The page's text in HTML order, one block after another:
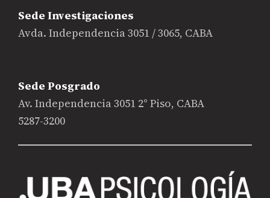
Sede Investigaciones
Avda. Independencia 3051 / 3065, CABA
Sede Posgrado
Av. Independencia 3051 2° Piso, CABA
5287-3200